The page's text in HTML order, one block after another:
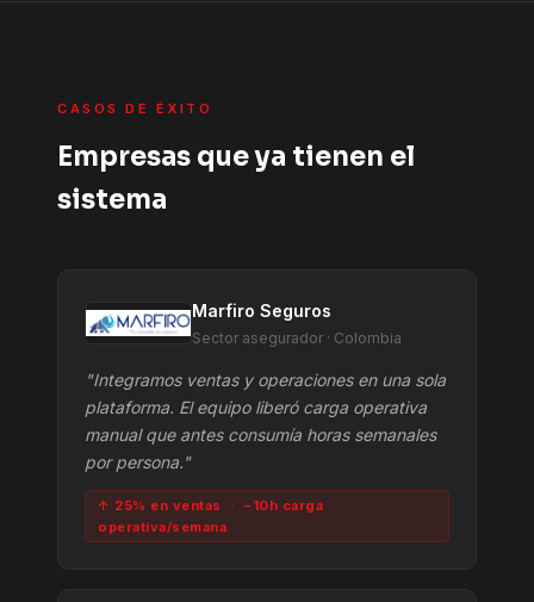
CASOS DE ÉXITO
Empresas que ya tienen el
sistema
Marfiro Seguros
Sector asegurador · Colombia
"Integramos ventas y operaciones en una sola
plataforma. El equipo liberó carga operativa
manual que antes consumía horas semanales
por persona."
↑ 25% en ventas · −10h carga
operativa/semana